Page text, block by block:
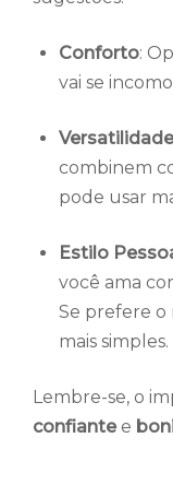
Conforto:
vai se
Versatilidade
combinem
pode usar
Estilo
você ama
Se prefere o
mais simples.
Lembre-se, o
confiantee